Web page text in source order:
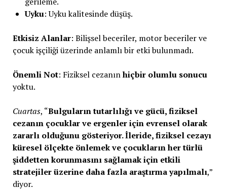
Uyku: Uyku kalitesinde düşüş.
Etkisiz Alanlar: Bilişsel beceriler, motor beceriler ve
çocuk işçiliği üzerinde anlamlı bir etki bulunmadı.
Önemli Not: Fiziksel cezanınhiçbir olumlu sonucu
yoktu.
Cuartas, “Bulguların tutarlılığı ve gücü, fiziksel
cezanın çocuklar ve ergenler için evrensel olarak
zararlı olduğunu gösteriyor. İleride, fiziksel cezayı
küresel ölçekte önlemek ve çocukların her türlü
şiddetten korunmasını sağlamak için etkili
stratejiler üzerine daha fazla araştırma yapılmalı,”
diyor.